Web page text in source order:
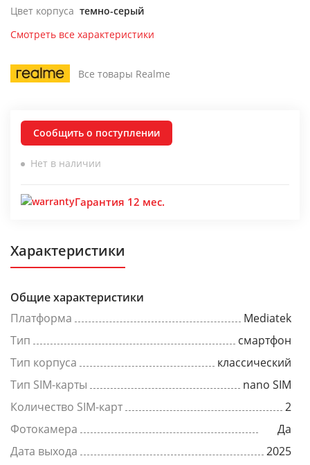
Цвет корпуса темно-серый
Смотреть все характеристики
Все товары Realme
Сообщить о поступлении
Нет в наличии
Гарантия 12 мес.
Характеристики
Общие характеристики
Платформа
Mediatek
Тип
смартфон
Тип корпуса
классический
Тип SIM-карты
nano SIM
Количество SIM-карт
2
Фотокамера
Да
Дата выхода
2025